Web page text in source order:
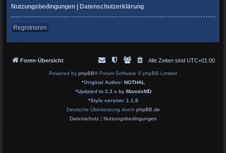
Nutzungsbedingungen | Datenschutzerklärung
Registrieren
Foren-Übersicht Alle Zeiten sind UTC+01:00
Powered by phpBB® Forum Software © phpBB Limited
*Original Author: NOTHAL
*Updated to 3.3.x by MannixMD
*Style version: 1.1.8
Deutsche Übersetzung durch phpBB.de
Datenschutz| Nutzungsbedingungen